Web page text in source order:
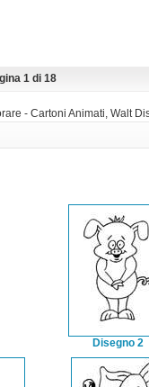
1 di 18
- Cartoni Animati, Walt
Disegno 2